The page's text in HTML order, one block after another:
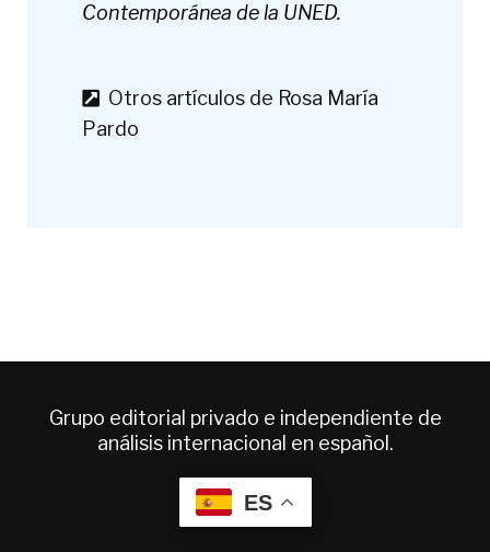
Contemporánea de la UNED.
Otros artículos de Rosa María
Pardo
Grupo editorial privado e independiente de
análisis internacional en español.
ES